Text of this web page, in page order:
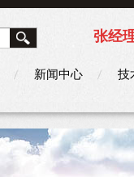
张经
新闻中心 技